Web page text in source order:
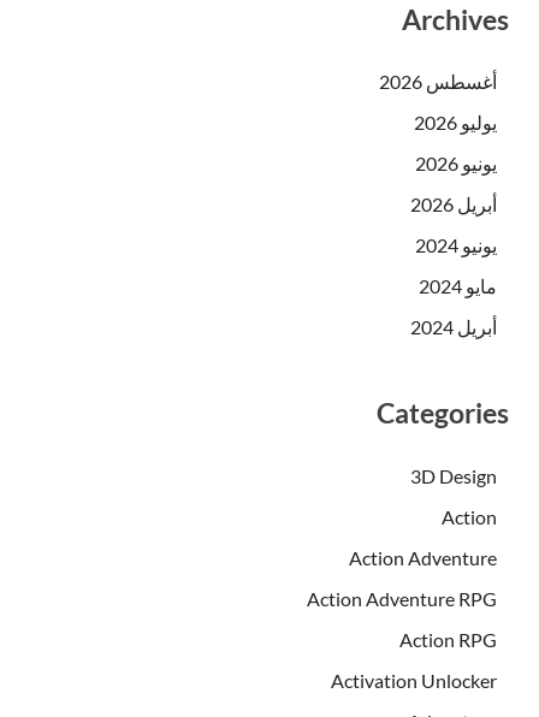
Archives
أغسطس 2026
يوليو 2026
يونيو 2026
أبريل 2026
يونيو 2024
مايو 2024
أبريل 2024
Categories
3D Design
Action
Action Adventure
Action Adventure RPG
Action RPG
Activation Unlocker